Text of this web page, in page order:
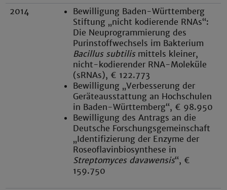
2014
Bewilligung Baden-Württemberg
Stiftung „nicht kodierende RNAs“:
Die Neuprogrammierung des
Purinstoffwechsels im Bakterium
Bacillus subtilismittels kleiner,
nicht-kodierender RNA-Moleküle
(sRNAs), € 122.773
Bewilligung „Verbesserung der
Geräteausstattung an Hochschulen
in Baden-Württemberg“, € 98.950
Bewilligung des Antrags an die
Deutsche Forschungsgemeinschaft
„Identifizierung der Enzyme der
Roseoflavinbiosynthese in
Streptomyces davawensis“, €
159.750